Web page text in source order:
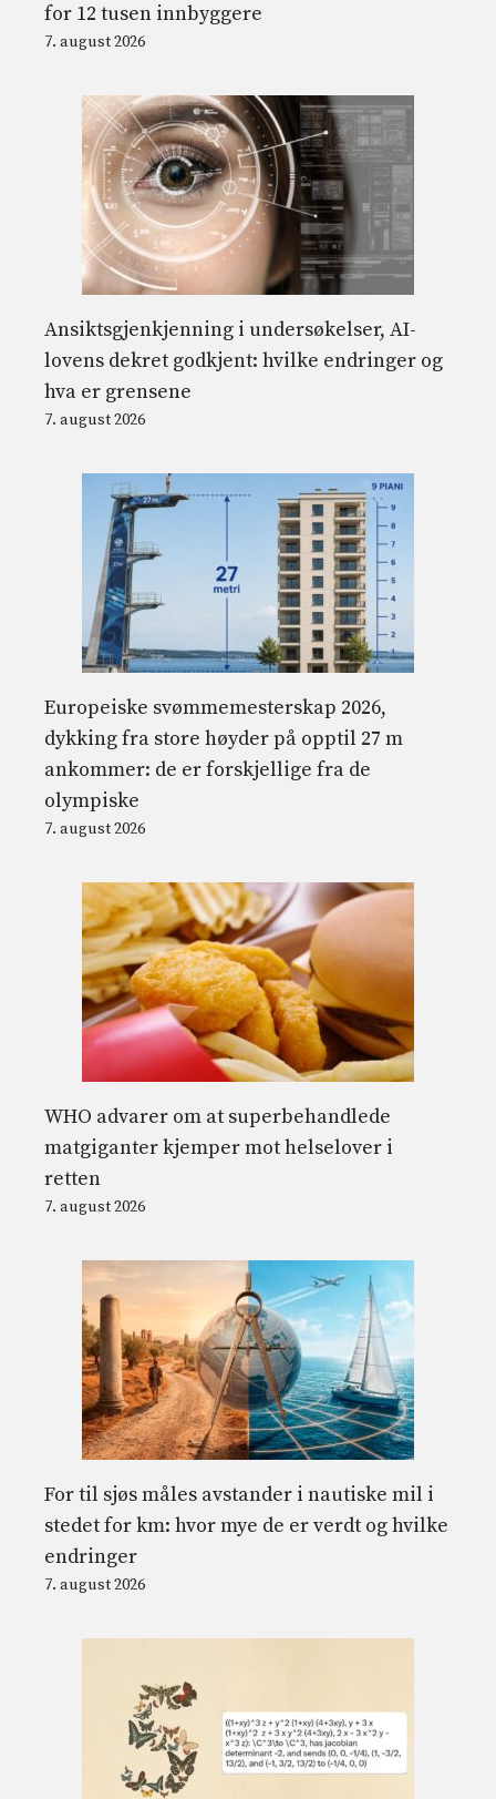
for 12 tusen innbyggere
7. august 2026
Ansiktsgjenkjenning i undersøkelser, AI-
lovens dekret godkjent: hvilke endringer og
hva er grensene
7. august 2026
Europeiske svømmemesterskap 2026,
dykking fra store høyder på opptil 27 m
ankommer: de er forskjellige fra de
olympiske
7. august 2026
WHO advarer om at superbehandlede
matgiganter kjemper mot helselover i
retten
7. august 2026
For til sjøs måles avstander i nautiske mil i
stedet for km: hvor mye de er verdt og hvilke
endringer
7. august 2026